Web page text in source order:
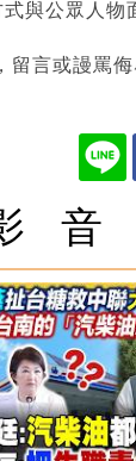
與公眾人物
言或謾罵
音